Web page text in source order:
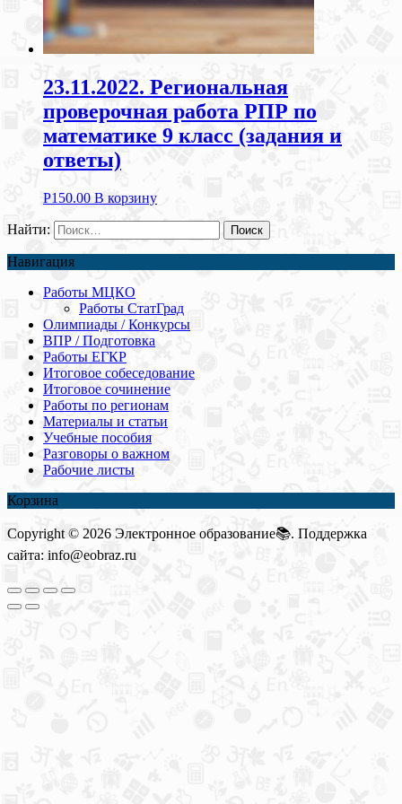
23.11.2022. Региональная
проверочная работа РПР по
математике 9 класс (задания и
ответы)
Р150.00 В корзину
Найти:
Навигация
Работы МЦКО
Работы СтатГрад
Олимпиады / Конкурсы
ВПР / Подготовка
Работы ЕГКР
Итоговое собеседование
Итоговое сочинение
Работы по регионам
Материалы и статьи
Учебные пособия
Разговоры о важном
Рабочие листы
Корзина
Copyright © 2026 Электронное образование📚. Поддержка
сайта: info@eobraz.ru